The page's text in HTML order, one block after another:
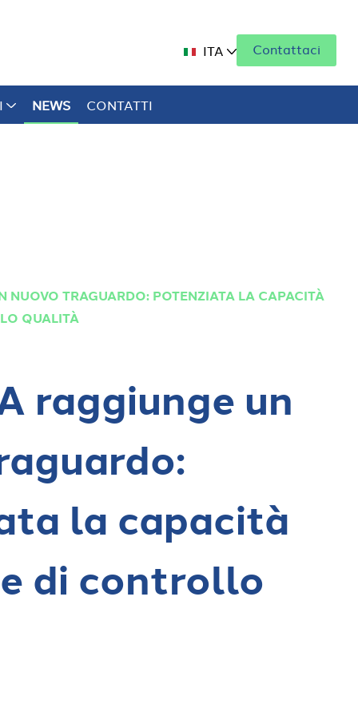
ITA Contattaci
NEWS CONTATTI
NUOVO TRAGUARDO: POTENZIATA LA CAPACITÀ
QUALITÀ
raggiunge un
la capacità
di controllo